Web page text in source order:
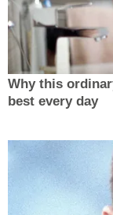
Why this
best every day